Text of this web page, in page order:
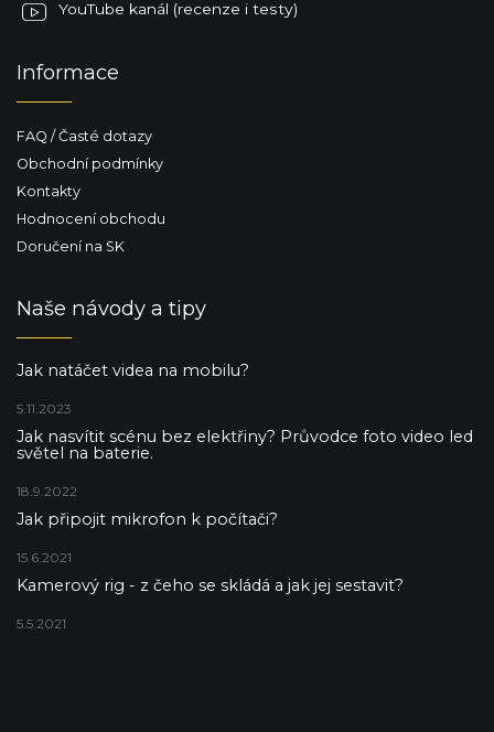
YouTube kanál (recenze i testy)
Informace
FAQ / Časté dotazy
Obchodní podmínky
Kontakty
Hodnocení obchodu
Doručení na SK
Naše návody a tipy
Jak natáčet videa na mobilu?
5.11.2023
Jak nasvítit scénu bez elektřiny? Průvodce foto video led
světel na baterie.
18.9.2022
Jak připojit mikrofon k počítači?
15.6.2021
Kamerový rig - z čeho se skládá a jak jej sestavit?
5.5.2021